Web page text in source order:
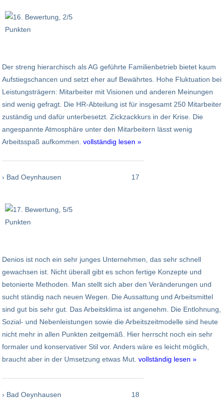
Der streng hierarchisch als AG geführte Familienbetrieb bietet kaum
Aufstiegschancen und setzt eher auf Bewährtes. Hohe Fluktuation bei
Leistungsträgern: Mitarbeiter mit Visionen und anderen Meinungen
sind wenig gefragt. Die HR-Abteilung ist für insgesamt 250 Mitarbeiter
zuständig und dafür unterbesetzt. Zickzackkurs in der Krise. Die
angespannte Atmosphäre unter den Mitarbeitern lässt wenig
Arbeitsspaß aufkommen. vollständig lesen »
› Bad Oeynhausen 17
Denios ist noch ein sehr junges Unternehmen, das sehr schnell
gewachsen ist. Nicht überall gibt es schon fertige Konzepte und
betonierte Methoden. Man stellt sich aber den Veränderungen und
sucht ständig nach neuen Wegen. Die Aussattung und Arbeitsmittel
sind gut bis sehr gut. Das Arbeitsklima ist angenehm. Die Entlohnung,
Sozial- und Nebenleistungen sowie die Arbeitszeitmodelle sind heute
nicht mehr in allen Punkten zeitgemäß. Hier herrscht noch ein sehr
formaler und konservativer Stil vor. Anders wäre es leicht möglich,
braucht aber in der Umsetzung etwas Mut. vollständig lesen »
› Bad Oeynhausen 18